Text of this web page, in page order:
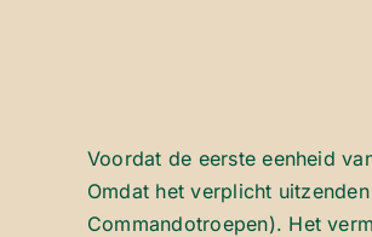
Voordat de eerste eenheid
Omdat het verplicht
Commandotroepen). Het